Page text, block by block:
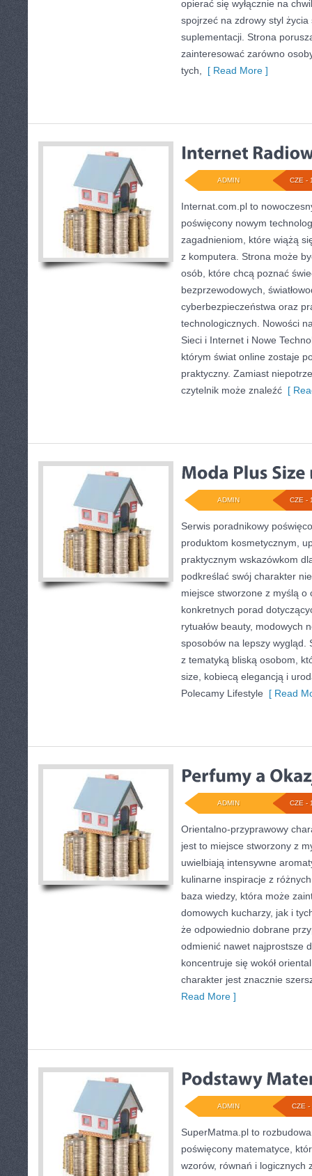
opierać się wyłącznie na
spojrzeć na zdrowy styl
suplementacji. Strona
zainteresować zarówno
tych,
[ Read More ]
CZE -
ADMIN
Internat.com.pl to
poświęcony nowym
zagadnieniom, które wiążą
z komputera. Strona może
osób, które chcą poznać
bezprzewodowych,
cyberbezpieczeństwa oraz
technologicznych. Nowości
Sieci i Internet i Nowe
którym świat online zostaje
praktyczny. Zamiast
czytelnik może znaleźć [
CZE -
ADMIN
Serwis poradnikowy
produktom kosmetycznym,
praktycznym wskazówkom
podkreślać swój charakter
miejsce stworzone z myślą o
konkretnych porad
rytuałów beauty, modowych
sposobów na lepszy wygląd.
z tematyką bliską osobom,
size, kobiecą elegancją i
Polecamy Lifestyle [ Read
CZE -
ADMIN
Orientalno-przyprawowy
jest to miejsce stworzony z
uwielbiają intensywne
kulinarne inspiracje z
baza wiedzy, która może
domowych kucharzy, jak i
że odpowiednio dobrane
odmienić nawet najprostsze
koncentruje się wokół
charakter jest znacznie
Read More ]
CZE -
ADMIN
SuperMatma.pl to
poświęcony matematyce,
wzorów, równań i logicznych